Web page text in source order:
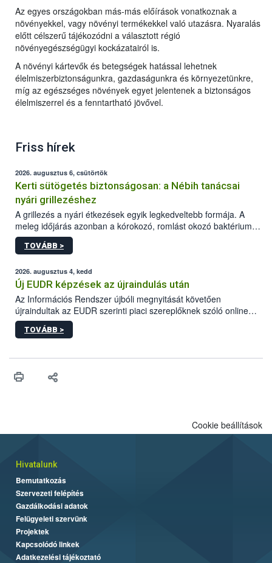
Az egyes országokban más-más előírások vonatkoznak a
növényekkel, vagy növényi termékekkel való utazásra. Nyaralás
előtt célszerű tájékozódni a választott régió
növényegészségügyi kockázatairól is.
A növényi kártevők és betegségek hatással lehetnek
élelmiszerbiztonságunkra, gazdaságunkra és környezetünkre,
míg az egészséges növények egyet jelentenek a biztonságos
élelmiszerrel és a fenntartható jövővel.
Friss hírek
2026. augusztus 6, csütörtök
Kerti sütögetés biztonságosan: a Nébih tanácsai
nyári grillezéshez
A grillezés a nyári étkezések egyik legkedveltebb formája. A
meleg időjárás azonban a kórokozó, romlást okozó baktériumok
gyorsabb szaporodásának is kedvez. A szabadtéri sütögetés
ezért nem csupán a megfelelő sütési technikáról szól: legalább
higiéniai szabályok betartása, a megfelelő hőkezelés, valamint a
maradékok szakszerű tárolása. A Nemzeti Élelmiszerlánc-
biztonsági Hivatal (Nébih) Oktatási Programja összegyűjtötte a
biztonságos grillezés legfontosabb tudnivalóit.
TOVÁBB >
2026. augusztus 4, kedd
Új EUDR képzések az újraindulás után
Az Információs Rendszer újbóli megnyitását követően
újraindultak az EUDR szerinti piaci szereplőknek szóló online
képzések.
TOVÁBB >
Cookie beállítások
Hivatalunk
Bemutatkozás
Szervezeti felépítés
Gazdálkodási adatok
Felügyeleti szervünk
Projektek
Kapcsolódó linkek
Adatkezelési tájékoztató